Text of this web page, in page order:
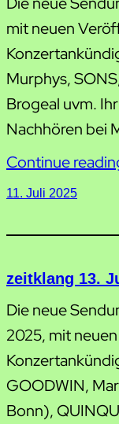
mit neuen
Murphys,
Brogeal uvm.
Nachhören bei
Continue
11. Juli 2025
zeitklang 13.
Die neue
2025, mit
GOODWIN,
Bonn),